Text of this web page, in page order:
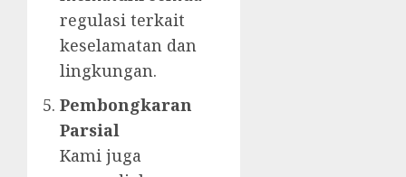
regulasi terkait
keselamatan dan
lingkungan.
Pembongkaran
Parsial
Kami juga